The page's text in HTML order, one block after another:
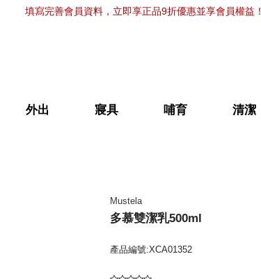
填寫完善會員資料，立即享正品9折優惠並享會員權益！
外出 寢具 哺育 清潔
Mustela
多慕雙潔乳500ml
產品編號:XCA01352